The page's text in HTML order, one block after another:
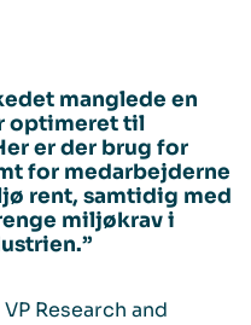
manglede en
optimeret til
er der brug for
for medarbejderne
rent, samtidig med
miljøkrav i
Research and